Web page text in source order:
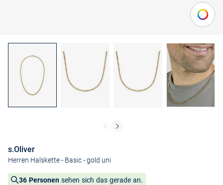
s.Oliver
Herren Halskette - Basic- gold uni
36 Personen sehen sich das gerade an.